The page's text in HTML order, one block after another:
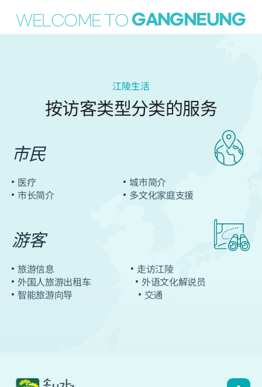
WELCOME TO GANGNEUNG
江陵生活
按访客类型分类的服务
G
a
g
e
市民
医疗 城市简介
市长简介 多文化家庭支援
游客
旅游信息 走访江陵
外国人旅游出租车 外语文化解说员
智能旅游向导 交通